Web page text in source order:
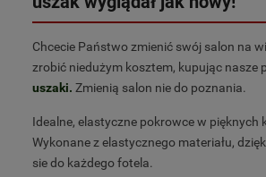
Chcecie Państwo zmienić swój salon na
zrobić niedużym kosztem, kupując nasze
uszaki. Zmienią salon nie do poznania.
Idealne, elastyczne pokrowce w pięknych
Wykonane z elastycznego materiału,
sie do każdego fotela.